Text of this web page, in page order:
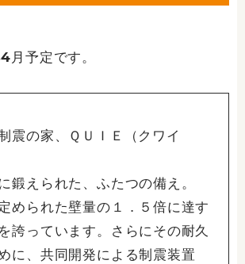
予定です。
の家、ＱＵＩＥ（クワイ
鍛えられた、ふたつの備え。
められた壁量の１．５倍に達す
誇っています。さらにその耐久
に、共同開発による制震装置